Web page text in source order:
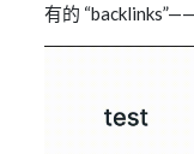
有的